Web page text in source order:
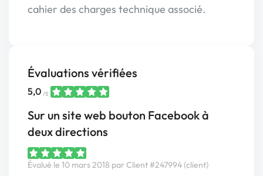
cahier des charges technique associé.
Évaluations vérifiées
5,0 /5
Sur un site web bouton Facebook à
deux directions
Évalué le 10 mars 2018 par Client #247994 (client)